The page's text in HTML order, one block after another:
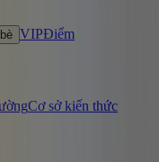
VIPĐiểm
Cơ sở kiến thức